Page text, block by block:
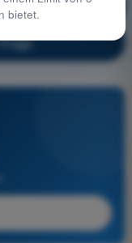
Ausbildung!
bietet.